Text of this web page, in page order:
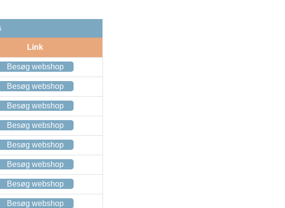
Link
Besøg webshop
Besøg webshop
Besøg webshop
Besøg webshop
Besøg webshop
Besøg webshop
Besøg webshop
Besøg webshop